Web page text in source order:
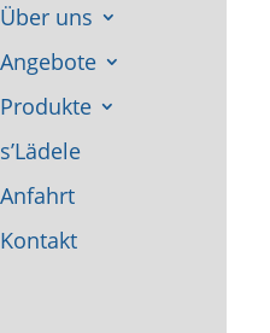
Über uns
Angebote
Produkte
s’Lädele
Anfahrt
Kontakt